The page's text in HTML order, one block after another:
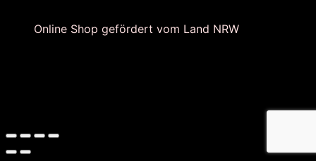
Online Shop gefördert vom Land NRW